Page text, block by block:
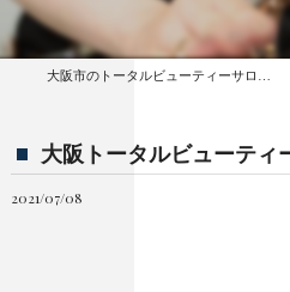
大阪トータルビューテ
2021/07/08